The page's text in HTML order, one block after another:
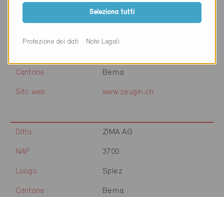
Zeugin Bauberatungen AG
Cantone Berna
Sito web www.zeugin.ch
Ditta ZIMA AG
NAP 3700
Luogo Spiez
Cantone Berna
Seleziona tutti
Protezione dei dati Note Legali